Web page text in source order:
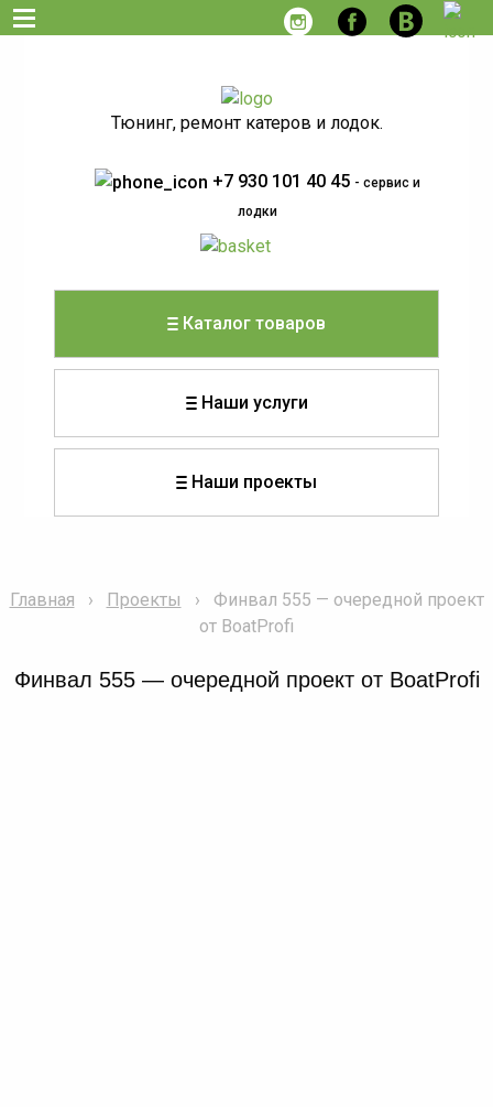
Тюнинг, ремонт катеров и лодок.
+7 930 101 40 45 - сервис и
лодки
Каталог товаров
Наши услуги
Наши проекты
Главная Проекты
Финвал 555 — очередной проект
от BoatProfi
Финвал 555 — очередной проект от BoatProfi